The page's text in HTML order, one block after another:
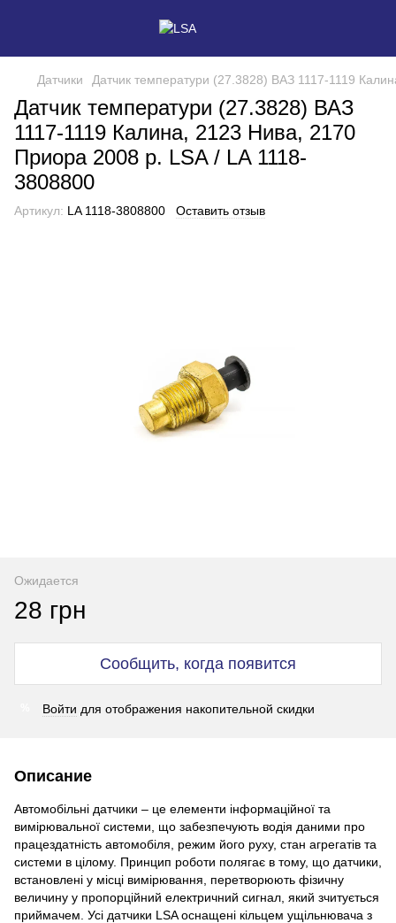
Датчики Датчик температури (27.3828) ВАЗ 1117-1119
Датчик температури (27.3828) ВАЗ
1117-1119 Калина, 2123 Нива, 2170
Приора 2008 р. LSA / LA 1118-
3808800
Артикул: LA 1118-3808800 Оставить отзыв
Ожидается
28 грн
Сообщить, когда появится
Войти для отображения накопительной скидки
Описание
Автомобільні датчики – це елементи інформаційної та
вимірювальної системи, що забезпечують водія даними про
працездатність автомобіля, режим його руху, стан агрегатів та
системи в цілому. Принцип роботи полягає в тому, що датчики,
встановлені у місці вимірювання, перетворюють фізичну
величину у пропорційний електричний сигнал, який зчитується
приймачем. Усі датчики LSA оснащені кільцем ущільнювача з